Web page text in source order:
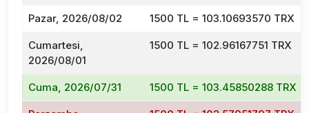
Pazar, 2026/08/02 1500 TL = 103.10693570 TRX
Cumartesi,
2026/08/01
1500 TL = 102.96167751 TRX
Cuma, 2026/07/31 1500 TL = 103.45850288 TRX